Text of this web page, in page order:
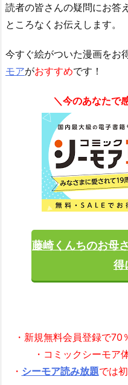
読者の皆さんの疑問にお答
ところなくお伝えします。
今すぐ絵がついた漫画をお
モアがおすすめです！
＼今のあなたで
藤崎くんちのお母
得
・新規無料会員登録で70
・コミックシーモ
・ シーモア読み放題では